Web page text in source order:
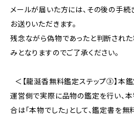
メールが届いた方には、その後の手続
お送りいただきます。
残念ながら偽物であったと判断され
みとなりますのでご了承ください。
＜【龍涎香無料鑑定ステップ③】本
運営側で実際に品物の鑑定を行い、
合は「本物でした」として、鑑定書を